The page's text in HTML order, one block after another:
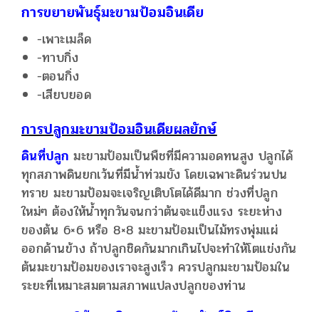
การขยายพันธุ์มะขามป้อมอินเดีย
-เพาะเมล็ด
-ทาบกิ่ง
-ตอนกิ่ง
-เสียบยอด
การปลูกมะขามป้อมอินเดียผลยักษ์
ดินที่ปลูก มะขามป้อมเป็นพืชที่มีความอดทนสูง ปลูกได้
ทุกสภาพดินยกเว้นที่มีน้ำท่วมขัง โดยเฉพาะดินร่วนปน
ทราย มะขามป้อมจะเจริญเติบโตได้ดีมาก ช่วงที่ปลูก
ใหม่ๆ ต้องให้น้ำทุกวันจนกว่าต้นจะแข็งแรง ระยะห่าง
ของต้น 6×6 หรือ 8×8 มะขามป้อมเป็นไม้ทรงพุ่มแผ่
ออกด้านข้าง ถ้าปลูกชิดกันมากเกินไปจะทำให้โตแข่งกัน
ต้นมะขามป้อมของเราจะสูงเร็ว ควรปลูกมะขามป้อมใน
ระยะที่เหมาะสมตามสภาพแปลงปลูกของท่าน